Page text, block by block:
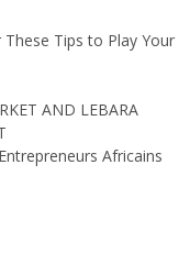
Tips to Play Your
AND LEBARA
Africains